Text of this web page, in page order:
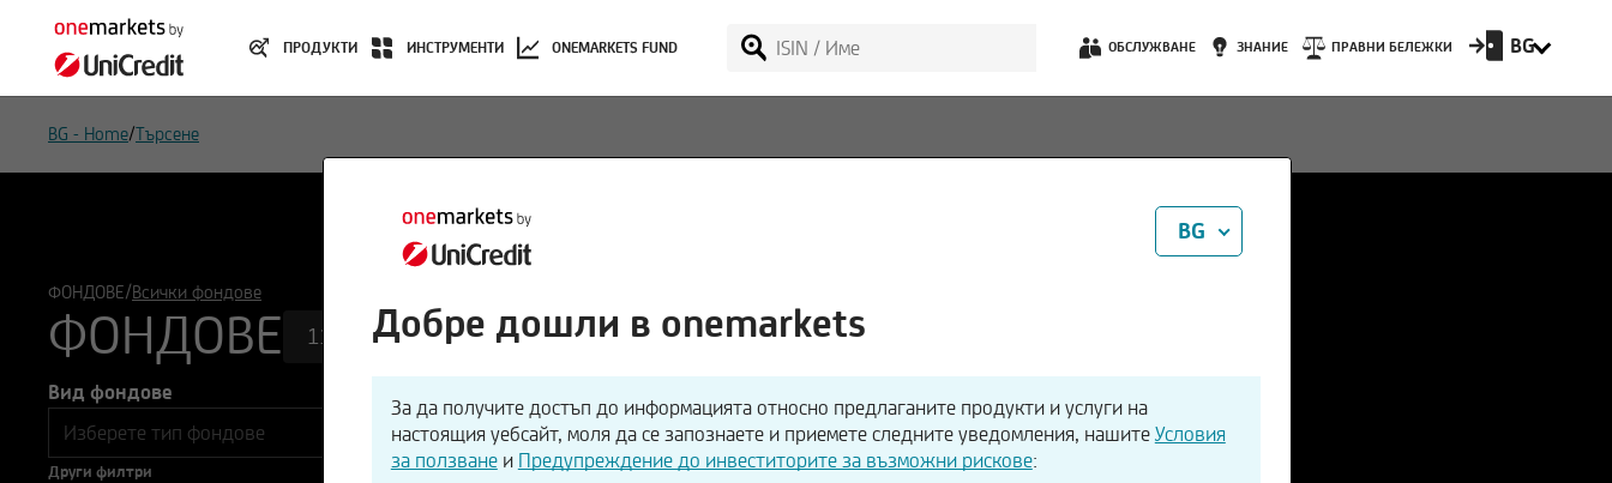
ПРОДУКТИ ИНСТРУМЕНТИ ONEMARKETS FUND ОБСЛУЖВАНЕ ЗНАНИЕ ПРАВНИ БЕЛЕЖКИ BG
BG - Home/Търсене
ФОНДОВЕ/Всички фондове
ФОНДОВЕ 111
Вид фондове
Други филтри
BG
Добре дошли в onemarkets
За да получите достъп до информацията относно предлаганите продукти и услуги на
настоящия уебсайт, моля да се запознаете и приемете следните уведомления, нашитеУсловия
за ползванеи Предупреждение до инвеститорите за възможни рискове: